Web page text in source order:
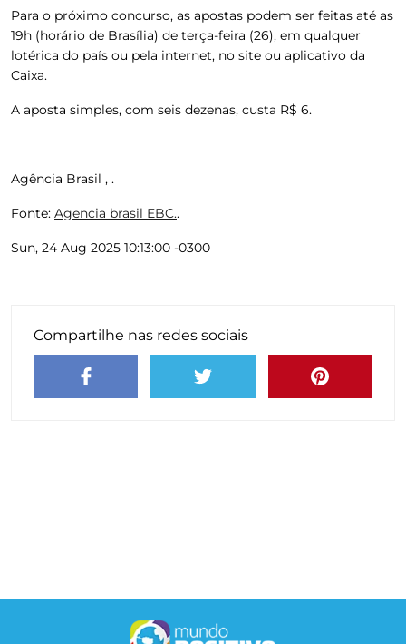
Para o próximo concurso, as apostas podem ser feitas até as
19h (horário de Brasília) de terça-feira (26), em qualquer
lotérica do país ou pela internet, no site ou aplicativo da
Caixa.
A aposta simples, com seis dezenas, custa R$ 6.
Agência Brasil , .
Fonte: Agencia brasil EBC..
Sun, 24 Aug 2025 10:13:00 -0300
Compartilhe nas redes sociais